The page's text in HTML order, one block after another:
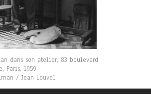
dans son atelier, 83 boulevard
Paris, 1959
/ Jean Louvel